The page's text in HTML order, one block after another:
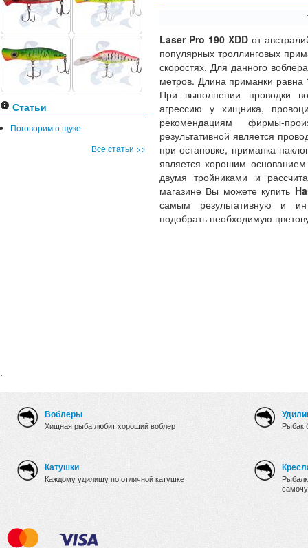
Статьи
Поговорим о щуке
Все статьи >>
.
Laser Pro 190 XDD от
популярных троллинговых
скоростях. Для данного
метров. Длина приманки
При выполнении проводки
агрессию у хищника,
рекомендациям фирмы-
результативной является
при остановке, приманка
является хорошим
двумя тройниками и
магазине Вы можете купить
самым результативную и
подобрать необходимую
Воблеры
Хищная рыба любит хороший воблер
Катушки
Каждому удилищу по отличной катушке
Рыбак